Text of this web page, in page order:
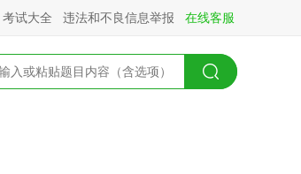
考试大全 违法和不良信息举报 在线客服